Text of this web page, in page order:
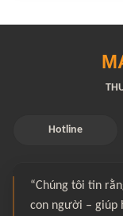
Hotline
“Chúng tôi tin
con người – giúp